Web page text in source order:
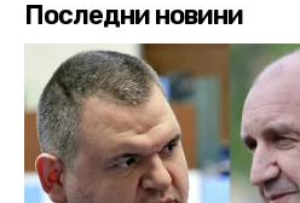
Последни новини